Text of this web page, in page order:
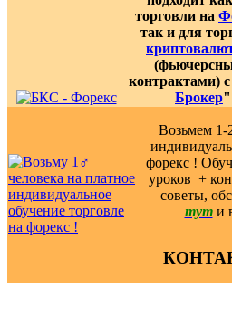
торговли на
так и для
контрактами)
Брокер"
Возьмем 1-
форекс !
уроков ️ +
советы,
тут и